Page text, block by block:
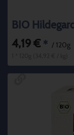
BIO
4,19 € * / 120g